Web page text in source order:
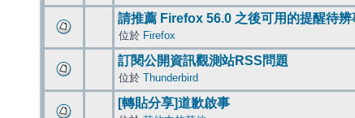
請推薦 Firefox 56.0 之後可用的提醒待
位於 Firefox
訂閱公開資訊觀測站RSS問題
位於 Thunderbird
[轉貼分享]道歉啟事